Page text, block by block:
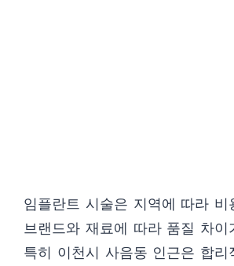
임플란트 시술은 지역에 따라 비
브랜드와 재료에 따라 품질 차이
특히 이천시 사음동 인근은 합리